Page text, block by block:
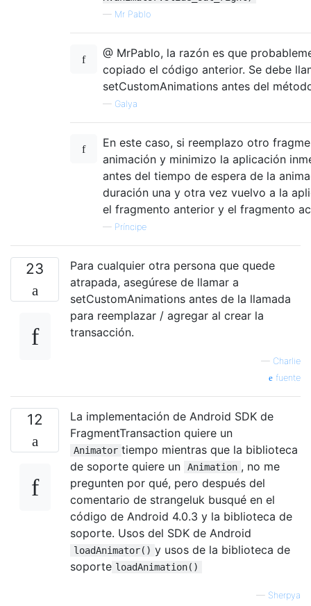
— Mr Pablo
@ MrPablo, la razón es que
copiado el código anterior. Se debe
setCustomAnimations antes del
— Galya
En este caso, si reemplazo otro
animación y minimizo la aplicación
antes del tiempo de espera de la
duración una y otra vez vuelvo a la
el fragmento anterior y el fragmento
— Príncipe
23
Para cualquier otra persona que quede
atrapada, asegúrese de llamar a
setCustomAnimations antes de la llamada
para reemplazar / agregar al crear la
transacción.
— Charlie
fuente
12
La implementación de Android SDK de
FragmentTransaction quiere un
Animator tiempo mientras que la biblioteca
de soporte quiere un
Animation , no me
pregunten por qué, pero después del
comentario de strangeluk busqué en el
código de Android 4.0.3 y la biblioteca de
soporte. Usos del SDK de Android
loadAnimator() y usos de la biblioteca de
soporte loadAnimation()
— Sherpya